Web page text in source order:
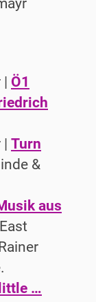
| Ö1
| Turn
&
aus
…